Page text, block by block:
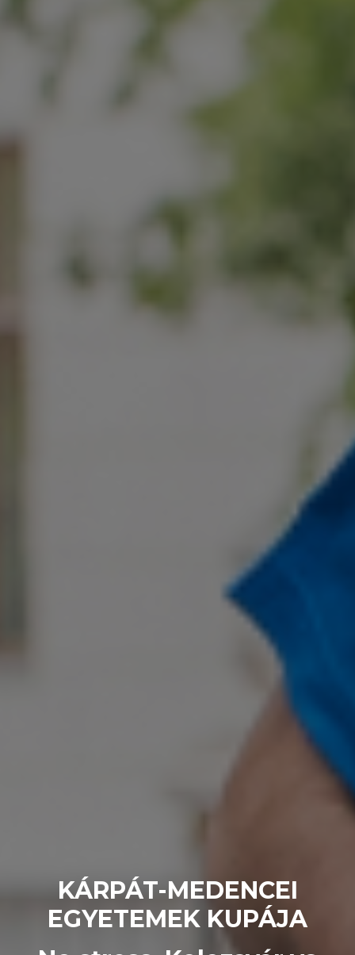
KÁRPÁT-MEDENCEI
EGYETEMEK KUPÁJA